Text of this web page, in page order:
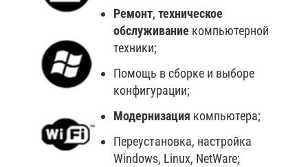
Ремонт, техническое
обслуживание компьютерной
техники;
Помощь в сборке и выборе
конфигурации;
Модернизация компьютера;
Переустановка, настройка
Windows, Linux, NetWare;